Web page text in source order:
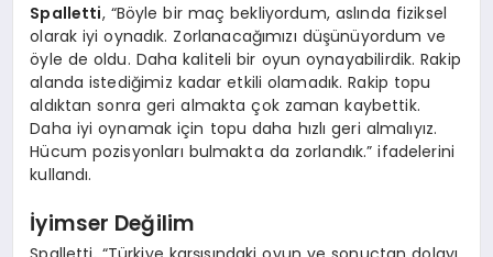
Spalletti, “Böyle bir maç bekliyordum, aslında fiziksel
olarak iyi oynadık. Zorlanacağımızı düşünüyordum ve
öyle de oldu. Daha kaliteli bir oyun oynayabilirdik. Rakip
alanda istediğimiz kadar etkili olamadık. Rakip topu
aldıktan sonra geri almakta çok zaman kaybettik.
Daha iyi oynamak için topu daha hızlı geri almalıyız.
Hücum pozisyonları bulmakta da zorlandık.” ifadelerini
kullandı.
İyimser Değilim